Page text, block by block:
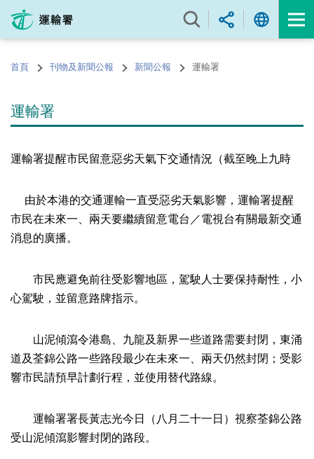
內
的首頁 刊物及新聞公報 新聞公報 運輸署
運輸署
運輸署提醒市民留意惡劣天氣下交通情況（截至晚上九時
由於本港的交通運輸一直受惡劣天氣影響，運輸署提醒
市民在未來一、兩天要繼續留意電台／電視台有關最新交通
消息的廣播。
市民應避免前往受影響地區，駕駛人士要保持耐性，小
心駕駛，並留意路牌指示。
山泥傾瀉令港島、九龍及新界一些道路需要封閉，東涌
道及荃錦公路一些路段最少在未來一、兩天仍然封閉；受影
響市民請預早計劃行程，並使用替代路線。
運輸署署長黃志光今日（八月二十一日）視察荃錦公路
受山泥傾瀉影響封閉的路段。